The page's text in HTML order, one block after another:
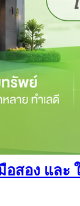
สอง แล